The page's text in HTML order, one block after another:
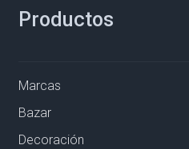
Productos
Marcas
Bazar
Decoración